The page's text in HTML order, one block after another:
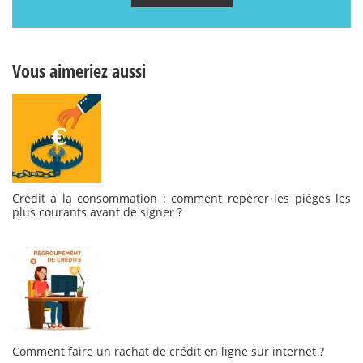
Vous aimeriez aussi
Crédit à la consommation : comment repérer les pièges les
plus courants avant de signer ?
Comment faire un rachat de crédit en ligne sur internet ?